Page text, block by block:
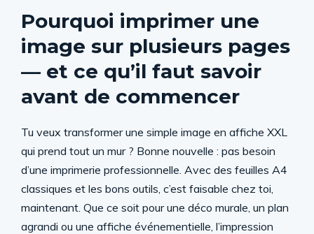
Pourquoi imprimer une
image sur plusieurs pages
— et ce qu’il faut savoir
avant de commencer
Tu veux transformer une simple image en affiche XXL
qui prend tout un mur ? Bonne nouvelle : pas besoin
d’une imprimerie professionnelle. Avec des feuilles A4
classiques et les bons outils, c’est faisable chez toi,
maintenant. Que ce soit pour une déco murale, un plan
agrandi ou une affiche événementielle, l’impression